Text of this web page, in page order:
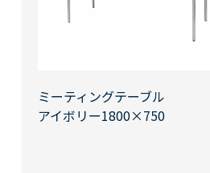
ミーティングテーブル
アイボリー1800×750